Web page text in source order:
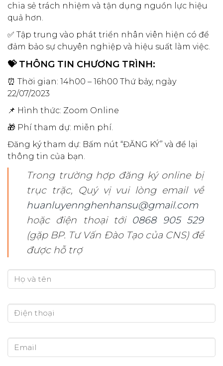
chia sẻ trách nhiệm và tận dụng nguồn lực hiệu
quả hơn.
✅ Tập trung vào phát triển nhân viên hiện có để
đảm bảo sự chuyên nghiệp và hiệu suất làm việc.
💝 THÔNG TIN CHƯƠNG TRÌNH:
⏰ Thời gian: 14h00 – 16h00 Thứ bảy, ngày
22/07/2023
📌 Hình thức: Zoom Online
🎁 Phí tham dự: miễn phí.
Đăng ký tham dự: Bấm nút “ĐĂNG KÝ” và để lại
thông tin của bạn.
Trong trường hợp đăng ký online bị
trục trặc, Quý vị vui lòng email về
huanluyennghenhansu@gmail.com
hoặc điện thoại tới 0868 905 529
(gặp BP. Tư Vấn Đào Tạo của CNS) để
được hỗ trợ